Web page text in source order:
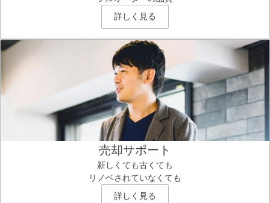
詳しく見る
売却サポート
新しくても古くても
リノベされていなくても
詳しく見る